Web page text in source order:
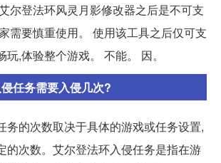
尔登法环风灵月影修改器之后是不可支
需要慎重使用。 使用该工具之后仅可支
,体验整个游戏。 不能。 因。
任务需要入侵几次?
务的次数取决于具体的游戏或任务设置,
的次数。艾尔登法环入侵任务是指在游